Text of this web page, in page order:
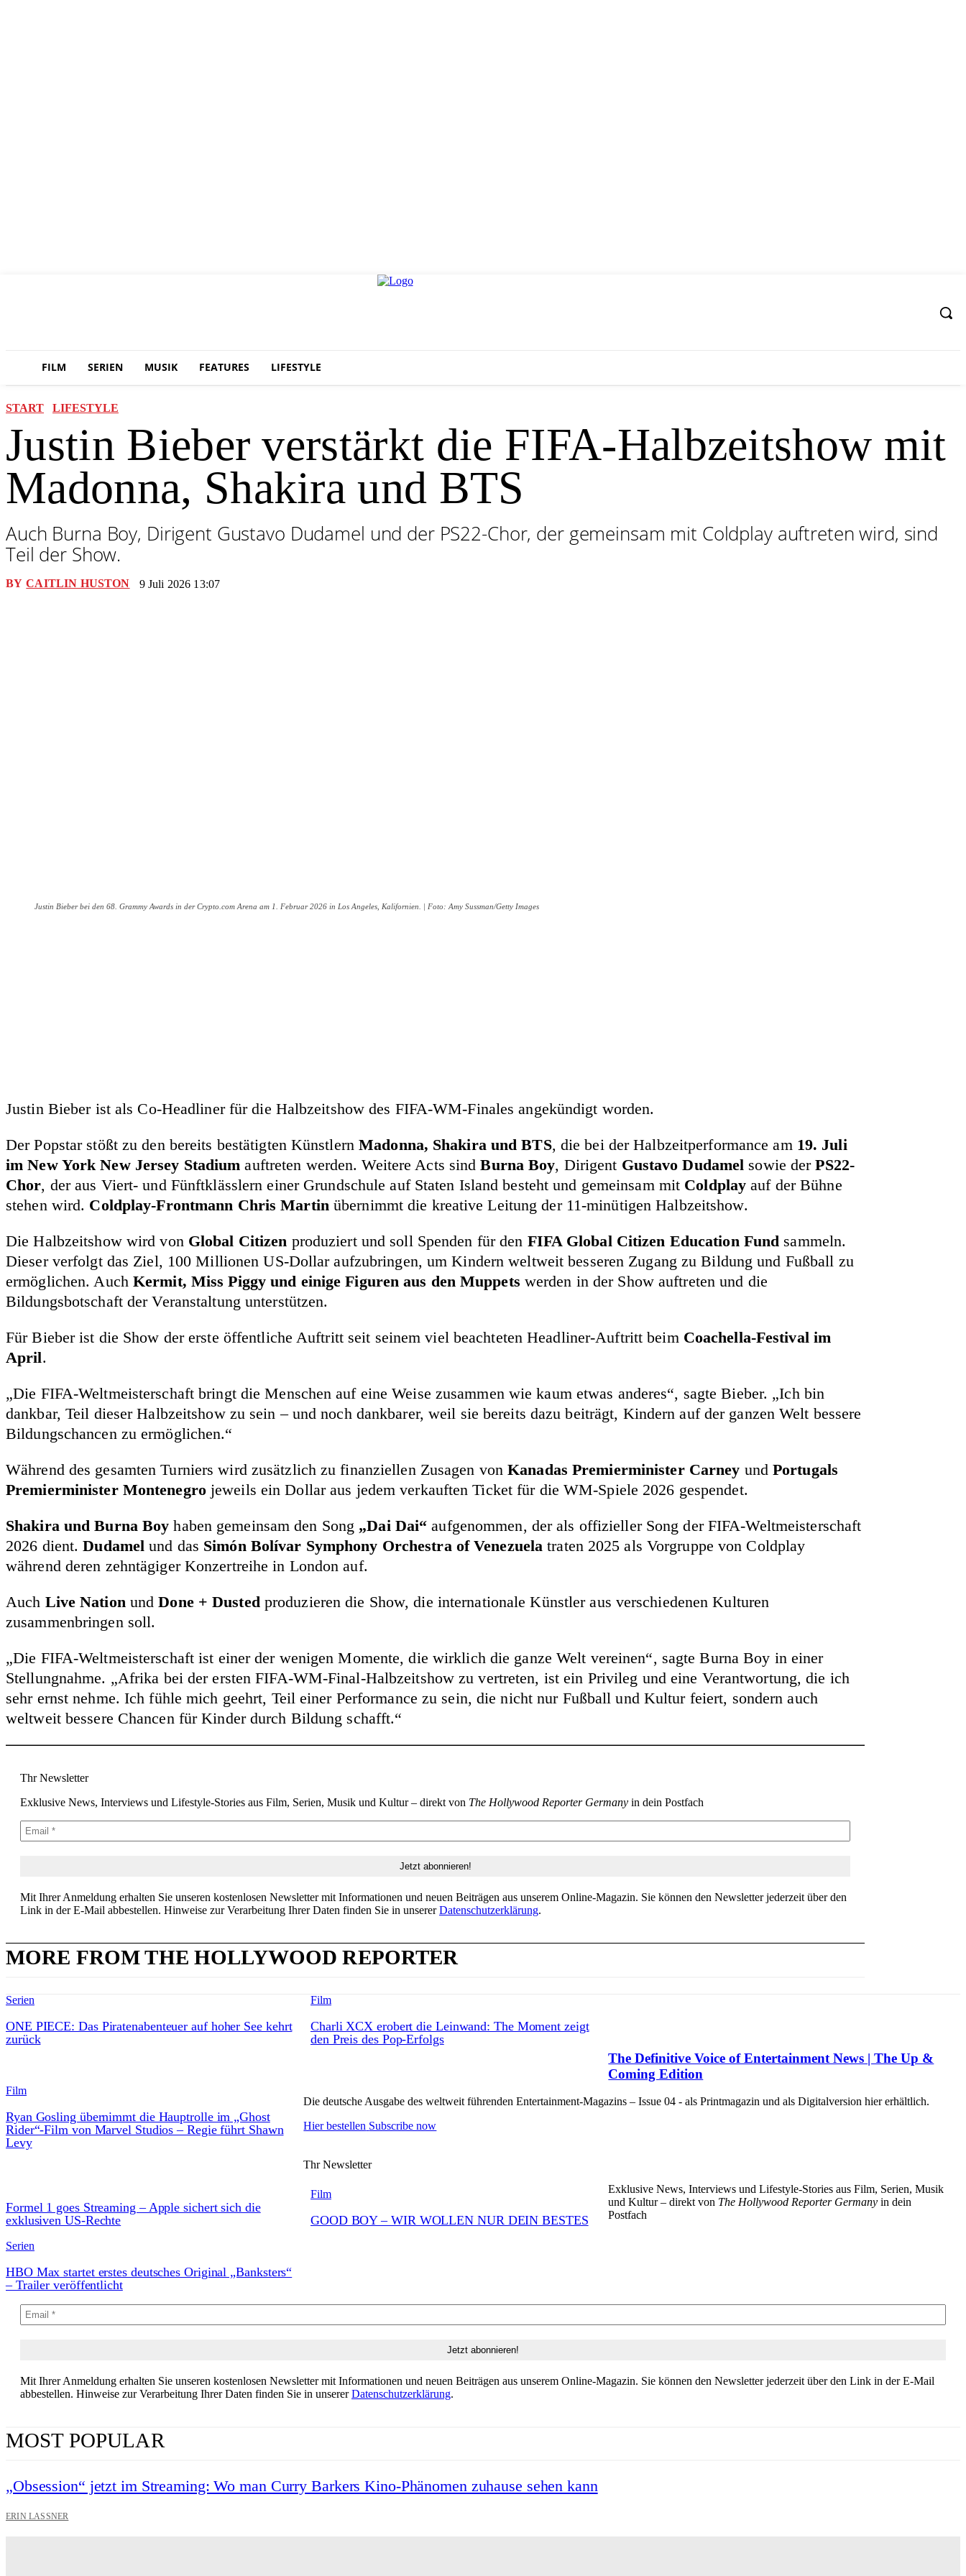
FILM SERIEN MUSIK FEATURES LIFESTYLE
START LIFESTYLE
Justin Bieber verstärkt die FIFA-Halbzeitshow mit
Madonna, Shakira und BTS
Auch Burna Boy, Dirigent Gustavo Dudamel und der PS22-Chor, der gemeinsam mit Coldplay auftreten wird, sind
Teil der Show.
BY CAITLIN HUSTON 9 Juli 2026 13:07
Justin Bieber bei den 68. Grammy Awards in der Crypto.com Arena am 1. Februar 2026 in Los Angeles, Kalifornien. | Foto: Amy Sussman/Getty Images
Justin Bieber ist als Co-Headliner für die Halbzeitshow des FIFA-WM-Finales angekündigt worden.
Der Popstar stößt zu den bereits bestätigten KünstlernMadonna, Shakira und BTS, die bei der Halbzeitperformance am 19. Juli
im New York New Jersey Stadium auftreten werden. Weitere Acts sindBurna Boy, Dirigent Gustavo Dudamel sowie derPS22-
Chor, der aus Viert- und Fünftklässlern einer Grundschule auf Staten Island besteht und gemeinsam mit Coldplay auf der Bühne
stehen wird. Coldplay-Frontmann Chris Martin übernimmt die kreative Leitung der 11-minütigen Halbzeitshow.
Die Halbzeitshow wird von Global Citizen produziert und soll Spenden für den FIFA Global Citizen Education Fund sammeln.
Dieser verfolgt das Ziel, 100 Millionen US-Dollar aufzubringen, um Kindern weltweit besseren Zugang zu Bildung und Fußball zu
ermöglichen. Auch Kermit, Miss Piggy und einige Figuren aus den Muppets werden in der Show auftreten und die
Bildungsbotschaft der Veranstaltung unterstützen.
Für Bieber ist die Show der erste öffentliche Auftritt seit seinem viel beachteten Headliner-Auftritt beim Coachella-Festival im
April.
„Die FIFA-Weltmeisterschaft bringt die Menschen auf eine Weise zusammen wie kaum etwas anderes“, sagte Bieber. „Ich bin
dankbar, Teil dieser Halbzeitshow zu sein – und noch dankbarer, weil sie bereits dazu beiträgt, Kindern auf der ganzen Welt bessere
Bildungschancen zu ermöglichen.“
Während des gesamten Turniers wird zusätzlich zu finanziellen Zusagen vonKanadas Premierminister Carney undPortugals
Premierminister Montenegrojeweils ein Dollar aus jedem verkauften Ticket für die WM-Spiele 2026 gespendet.
Shakira und Burna Boy haben gemeinsam den Song „Dai Dai“ aufgenommen, der als offizieller Song der FIFA-Weltmeisterschaft
2026 dient.Dudamel und das Simón Bolívar Symphony Orchestra of Venezuela traten 2025 als Vorgruppe von Coldplay
während deren zehntägiger Konzertreihe in London auf.
Auch Live Nation undDone + Dusted produzieren die Show, die internationale Künstler aus verschiedenen Kulturen
zusammenbringen soll.
„Die FIFA-Weltmeisterschaft ist einer der wenigen Momente, die wirklich die ganze Welt vereinen“, sagte Burna Boy in einer
Stellungnahme. „Afrika bei der ersten FIFA-WM-Final-Halbzeitshow zu vertreten, ist ein Privileg und eine Verantwortung, die ich
sehr ernst nehme. Ich fühle mich geehrt, Teil einer Performance zu sein, die nicht nur Fußball und Kultur feiert, sondern auch
weltweit bessere Chancen für Kinder durch Bildung schafft.“
Thr Newsletter
Exklusive News, Interviews und Lifestyle-Stories aus Film, Serien, Musik und Kultur – direkt von The Hollywood Reporter Germany in dein Postfach
Mit Ihrer Anmeldung erhalten Sie unseren kostenlosen Newsletter mit Informationen und neuen Beiträgen aus unserem Online-Magazin. Sie können den Newsletter jederzeit über den
Link in der E-Mail abbestellen. Hinweise zur Verarbeitung Ihrer Daten finden Sie in unsererDatenschutzerklärung.
MORE FROM THE HOLLYWOOD REPORTER
Serien
ONE PIECE: Das Piratenabenteuer auf hoher See kehrt
zurück
Film
Charli XCX erobert die Leinwand: The Moment zeigt
den Preis des Pop-Erfolgs
Film
Ryan Gosling übernimmt die Hauptrolle im „Ghost
Rider“-Film von Marvel Studios – Regie führt Shawn
Levy
Formel 1 goes Streaming – Apple sichert sich die
exklusiven US-Rechte
Film
GOOD BOY – WIR WOLLEN NUR DEIN BESTES
Serien
HBO Max startet erstes deutsches Original „Banksters“
– Trailer veröffentlicht
The Definitive Voice of Entertainment News | The Up &
Coming Edition
Die deutsche Ausgabe des weltweit führenden Entertainment-Magazins – Issue 04 - als Printmagazin und als Digitalversion hier erhältlich.
Hier bestellen Subscribe now
Thr Newsletter
Exklusive News, Interviews und Lifestyle-Stories aus Film, Serien, Musik
und Kultur – direkt von The Hollywood Reporter Germany in dein
Postfach
Mit Ihrer Anmeldung erhalten Sie unseren kostenlosen Newsletter mit Informationen und neuen Beiträgen aus unserem Online-Magazin. Sie können den Newsletter jederzeit über den Link in der E-Mail
abbestellen. Hinweise zur Verarbeitung Ihrer Daten finden Sie in unsererDatenschutzerklärung.
MOST POPULAR
„Obsession“ jetzt im Streaming: Wo man Curry Barkers Kino-Phänomen zuhause sehen kann
ERIN LASSNER